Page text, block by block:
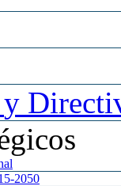
y
2050